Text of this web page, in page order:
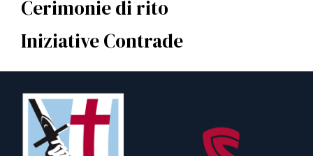
Cerimonie di rito
Iniziative Contrade